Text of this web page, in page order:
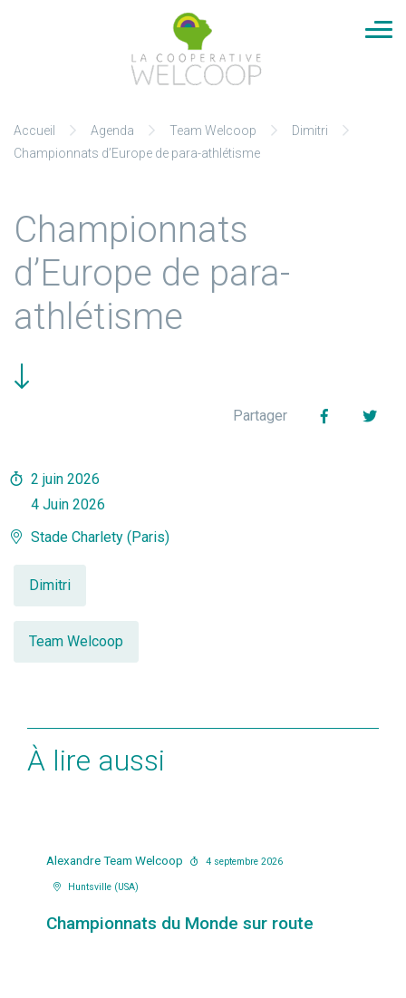
contenu
Accueil Agenda Team Welcoop
Dimitri
Championnats d’Europe de para-athlétisme
Championnats
d’Europe de para-
athlétisme
Partager Facebook
2 juin 2026
4 Juin 2026
Stade Charlety (Paris)
Dimitri
Team Welcoop
À lire aussi
AlexandreTeam Welcoop 4 septembre 2026
Huntsville (USA)
Championnats du Monde sur route
Cookies management panel